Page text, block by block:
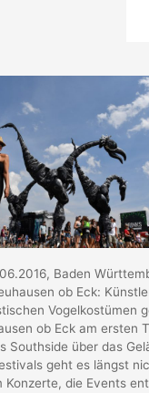
Baden
ob Eck:
Vogelkostümen
ob Eck am ersten
Southside über das
geht es längst
Konzerte, die Events